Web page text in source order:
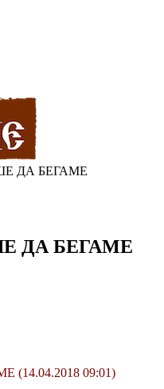
ДА БЕГАМЕ
ДА БЕГАМЕ
09:01)